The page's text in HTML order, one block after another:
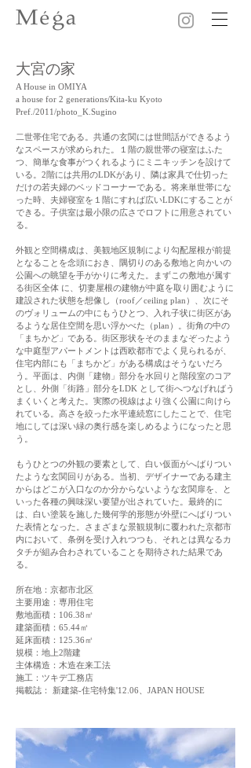
大宮の家
A House in OMIYA
a house for 2 generations/Kita-ku Kyoto
Pref./2011/photo_K.Sugino
二世帯住宅である。共通の玄関には世間話ができるよう
なスペースが求められた。１階の親世帯の寝室はふた
つ、簡単な食事がつくれるようにミニキッチンを設けて
いる。2階には共用のLDKがあり、隣は家具で仕切った
だけの若夫婦のベッドコーナーである。将来単世帯にな
った時、夫婦寝室を１階にすれば広いLDKにすることが
できる。子供室は最小限の広さでロフトに用意されてい
る。
外観と空間構成は、美観地区規制により勾配屋根が前提
となることを念頭におき、隅切りのある敷地と向かいの
公園への眺望を手がかりに考えた。まずこの敷地が属す
る街区全体 に、切妻屋根の建物が中庭を取り囲むように
建設された状態を想像し（roof／ceiling plan）、次にそ
のヴォリュームの中にもうひとつ、入れ子状に街区があ
るような居住空間を思い浮かべた（plan）。街角の中の
「まちかど」である。街区形状をそのままなぞったよう
な中庭型アパートメントは西欧都市でよく見られるが、
住宅内部にも「まちかど」がある構成はそうないだろ
う。平面は、内側「建物」部分を水回りと階段室のコア
とし、外側「街路」部分をLDK として街へつなげればう
まくいくと考えた。実際の視線はより強く公園に向けら
れている。高さを絞った水平連続窓にしたことで、住宅
地にしては深い緑の奥行感を楽しめるようになったと思
う。
もうひとつの外観の要素として、白い仮面がへばりつい
たような玄関回りがある。当初、デザイナーである建主
からはどこが入口なのか分からないような玄関扉を、と
いった各種の興味深い要望が出されていた。最終的に
は、白い塗装を施した幾何学的形態が外壁にへばりつい
た表情となった。さまざまな景観規制に覆われた京都市
内において、条例を受け入れつつも、それとは異なるカ
タチが組み合わされていることを期待された結果であ
る。
所在地：京都市北区
主要用途：専用住宅
敷地面積：106.38㎡
建築面積：65.44㎡
延床面積：125.36㎡
規模：地上2階建
主体構造：木造在来工法
施工：ツキデ工務店
掲載誌： 新建築-住宅特集'12.06、JAPAN HOUSE